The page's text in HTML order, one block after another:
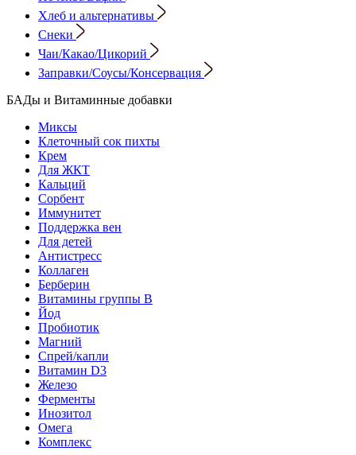
Хлеб и альтернативы
Снеки
Чаи/Какао/Цикорий
Заправки/Соусы/Консервация
БАДы и Витаминные добавки
Миксы
Клеточный сок пихты
Крем
Для ЖКТ
Кальций
Сорбент
Иммунитет
Поддержка вен
Для детей
Антистресс
Коллаген
Берберин
Витамины группы B
Йод
Пробиотик
Магний
Спрей/капли
Витамин D3
Железо
Ферменты
Инозитол
Омега
Комплекс